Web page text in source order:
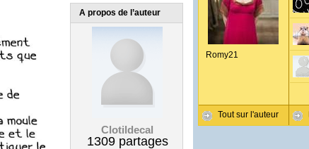
A propos de l’auteur
Clotildecal
1309partages
Romy21
Tout sur l'auteur